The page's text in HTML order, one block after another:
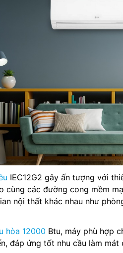
IEC12G2 gây ấn tượng với
cùng các đường cong mềm
nội thất khác nhau như
hòa 12000 Btu, máy phù hợp
đáp ứng tốt nhu cầu làm mát